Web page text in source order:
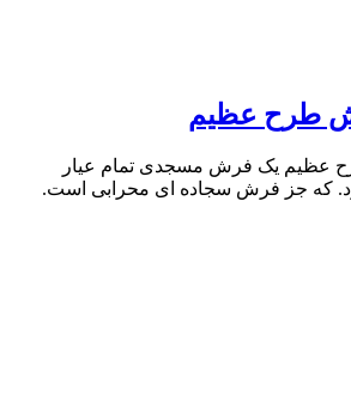
طرح عظیم
عظیم یک فرش مسجدی تمام عیار
که جز فرش سجاده ای محرابی است.